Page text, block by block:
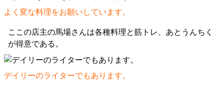
よく変な料理をお願いしています。
ここの店主の馬場さんは各種料理と筋トレ、あとうんちく
が得意である。
デイリーのライターでもあります。